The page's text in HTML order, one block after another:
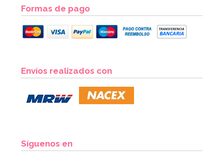
Formas de pago
Envíos realizados con
Síguenos en